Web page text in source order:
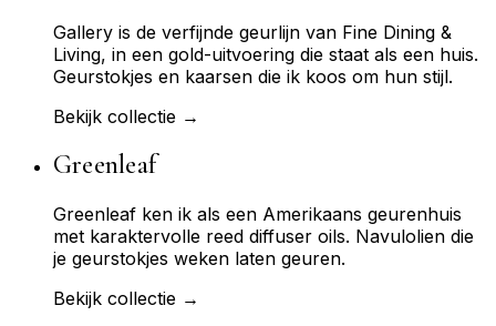
Gallery is de verfijnde geurlijn van Fine Dining &
Living, in een gold-uitvoering die staat als een huis.
Geurstokjes en kaarsen die ik koos om hun stijl.
Bekijk collectie →
Greenleaf
Greenleaf ken ik als een Amerikaans geurenhuis
met karaktervolle reed diffuser oils. Navulolien die
je geurstokjes weken laten geuren.
Bekijk collectie →